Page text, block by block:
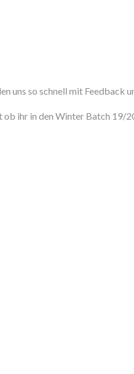
uns so schnell mit Feedback
ob ihr in den Winter Batch 19/